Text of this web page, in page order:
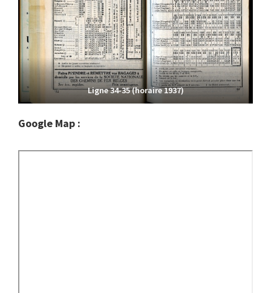
Ligne 34-35 (horaire 1937)
Google Map :